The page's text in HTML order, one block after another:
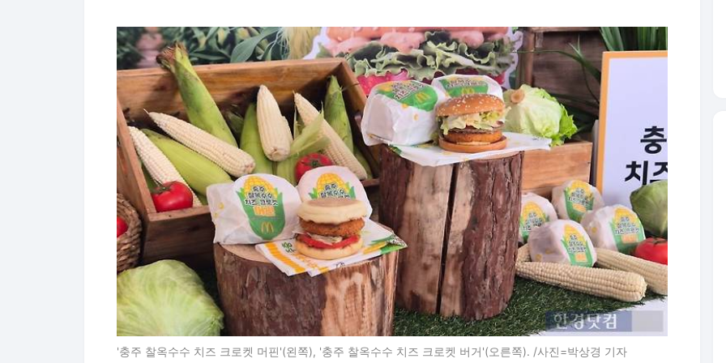
'충주 찰옥수수 치즈 크로켓 머핀'(왼쪽), '충주 찰옥수수 치즈 크로켓 버거'(오른쪽). /사진=박상경 기자